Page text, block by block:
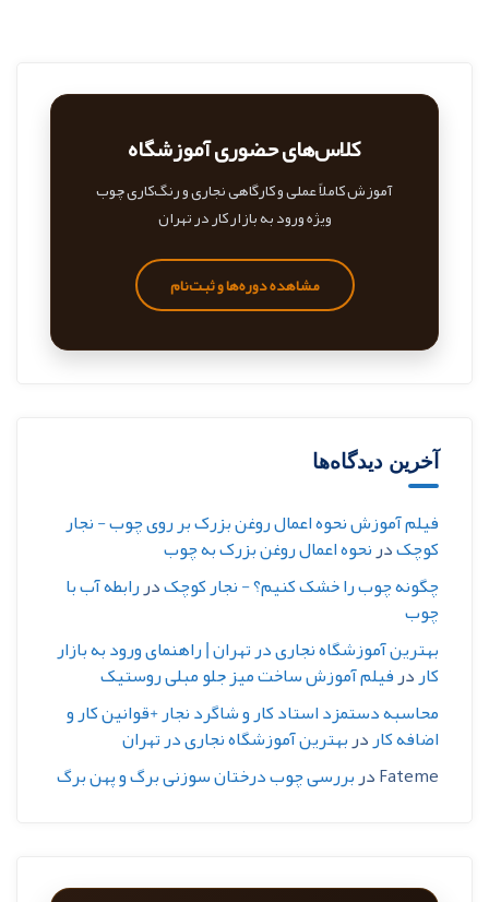
کلاس‌های حضوری آموزشگاه
آموزش کاملاً عملی و کارگاهی نجاری و رنگ‌کاری چوب
ویژه ورود به بازار کار در تهران
مشاهده دوره‌ها و ثبت‌نام
آخرین دیدگاه‌ها
فیلم آموزش نحوه اعمال روغن بزرک بر روی چوب - نجار
کوچکدرنحوه اعمال روغن بزرک به چوب
چگونه چوب را خشک کنیم؟ - نجار کوچکدررابطه آب با
چوب
بهترین آموزشگاه نجاری در تهران | راهنمای ورود به بازار
کاردرفیلم آموزش ساخت میز جلو مبلی روستیک
محاسبه دستمزد استاد کار و شاگرد نجار +قوانین کار و
اضافه کاردربهترین آموزشگاه نجاری در تهران
Fatemeدربررسی چوب درختان سوزنی برگ و پهن برگ